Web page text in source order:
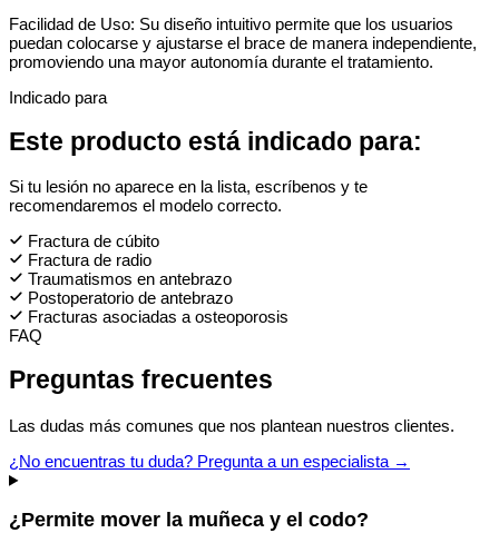
Facilidad de Uso: Su diseño intuitivo permite que los usuarios
puedan colocarse y ajustarse el brace de manera independiente,
promoviendo una mayor autonomía durante el tratamiento.
Indicado para
Este producto está indicado para:
Si tu lesión no aparece en la lista, escríbenos y te
recomendaremos el modelo correcto.
Fractura de cúbito
Fractura de radio
Traumatismos en antebrazo
Postoperatorio de antebrazo
Fracturas asociadas a osteoporosis
FAQ
Preguntas frecuentes
Las dudas más comunes que nos plantean nuestros clientes.
¿No encuentras tu duda? Pregunta a un especialista →
¿Permite mover la muñeca y el codo?